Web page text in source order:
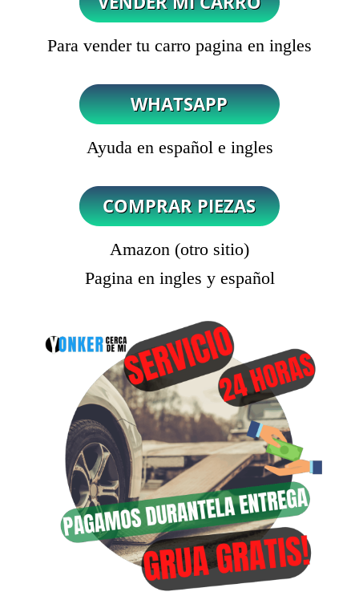
Para vender tu carro pagina en ingles
Ayuda en español e ingles
Amazon (otro sitio)
Pagina en ingles y español